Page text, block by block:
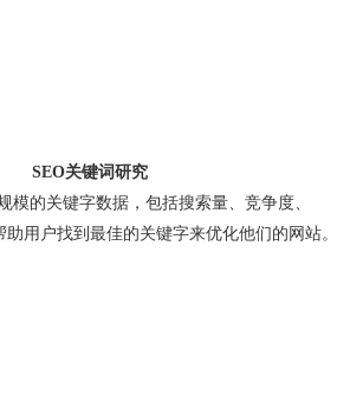
SEO关键词研究
模的关键字数据，包括搜索量、竞争度、
用户找到最佳的关键字来优化他们的网站。